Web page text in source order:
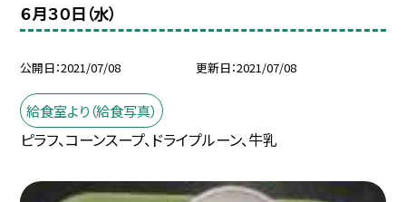
６月３０日（水）
公開日 2021/07/08 更新日 2021/07/08
給食室より（給食写真）
ピラフ、コーンスープ、ドライプルーン、牛乳